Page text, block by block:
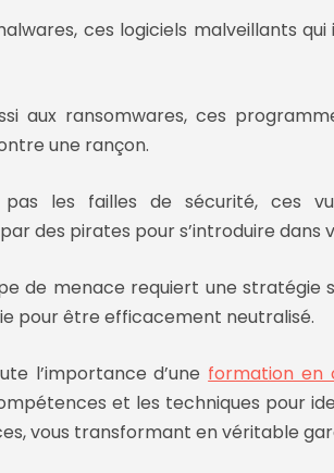
, ces logiciels malveillants qui
aux ransomwares, ces
une rançon.
pas les failles de sécurité, ces
des pirates pour s’introduire dans
de menace requiert une stratégie
pour être efficacement neutralisé.
l’importance d’une formation en
et les techniques pour
vous transformant en véritable